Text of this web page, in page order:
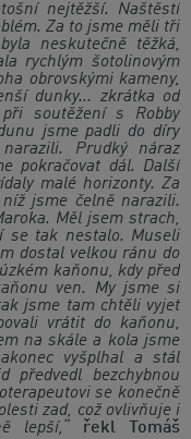
nejtěžší. Naštěstí
Za to jsme měli tři
neskutečně těžká,
rychlým šotolinovým
obrovskými kameny,
dunky... zkrátka od
soutěžení s Robby
jsme padli do díry
Prudký náraz
pokračovat dál. Další
malé horizonty. Za
jsme čelně narazili.
Měl jsem strach,
se tak nestalo. Museli
dostal velkou ránu do
kaňonu, kdy před
ven. My jsme si
jsme tam chtěli vyjet
vrátit do kaňonu,
na skále a kola jsme
vyšplhal a stál
předvedl bezchybnou
se konečně
zad, což ovlivňuje i
lepší,“
řekl Tomáš